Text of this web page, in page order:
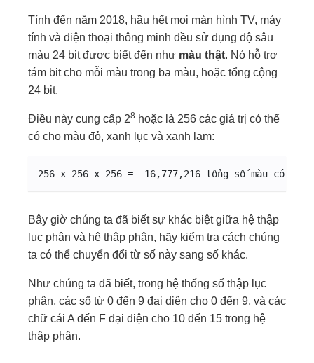
Tính đến năm 2018, hầu hết mọi màn hình TV, máy
tính và điện thoại thông minh đều sử dụng độ sâu
màu 24 bit được biết đến như màu thật. Nó hỗ trợ
tám bit cho mỗi màu trong ba màu, hoặc tổng cộng
24 bit.
Điều này cung cấp 28hoặc là 256 các giá trị có thể
có cho màu đỏ, xanh lục và xanh lam:
256 x 256 x 256 =  16,777,216 tổng số màu có thể
Bây giờ chúng ta đã biết sự khác biệt giữa hệ thập
lục phân và hệ thập phân, hãy kiểm tra cách chúng
ta có thể chuyển đổi từ số này sang số khác.
Như chúng ta đã biết, trong hệ thống số thập lục
phân, các số từ 0 đến 9 đại diện cho 0 đến 9, và các
chữ cái A đến F đại diện cho 10 đến 15 trong hệ
thập phân.